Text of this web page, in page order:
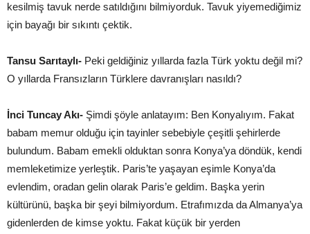
kesilmiş tavuk nerde satıldığını bilmiyorduk. Tavuk yiyemediğimiz
için bayağı bir sıkıntı çektik.
Tansu Sarıtaylı- Peki geldiğiniz yıllarda fazla Türk yoktu değil mi?
O yıllarda Fransızların Türklere davranışları nasıldı?
İnci Tuncay Akı- Şimdi şöyle anlatayım: Ben Konyalıyım. Fakat
babam memur olduğu için tayinler sebebiyle çeşitli şehirlerde
bulundum. Babam emekli olduktan sonra Konya’ya döndük, kendi
memleketimize yerleştik. Paris’te yaşayan eşimle Konya’da
evlendim, oradan gelin olarak Paris’e geldim. Başka yerin
kültürünü, başka bir şeyi bilmiyordum. Etrafımızda da Almanya’ya
gidenlerden de kimse yoktu. Fakat küçük bir yerden